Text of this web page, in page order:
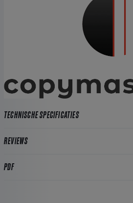
TECHNISCHE SPECIFICATIES
REVIEWS
PDF